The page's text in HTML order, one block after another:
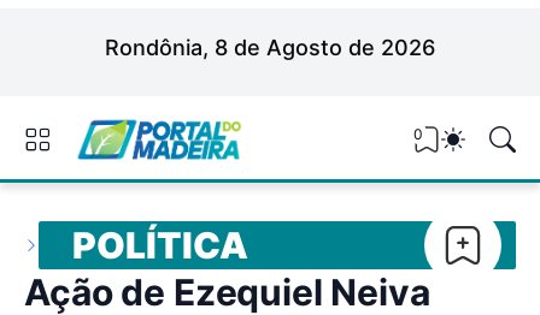
Rondônia, 8 de Agosto de 2026
0
POLÍTICA
Ação de Ezequiel Neiva